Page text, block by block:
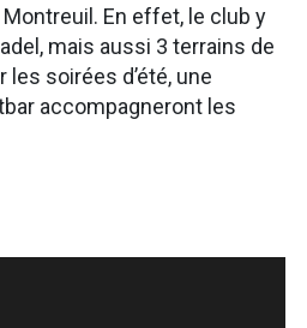
En effet, le club y
mais aussi 3 terrains de
les soirées d’été, une
accompagneront les